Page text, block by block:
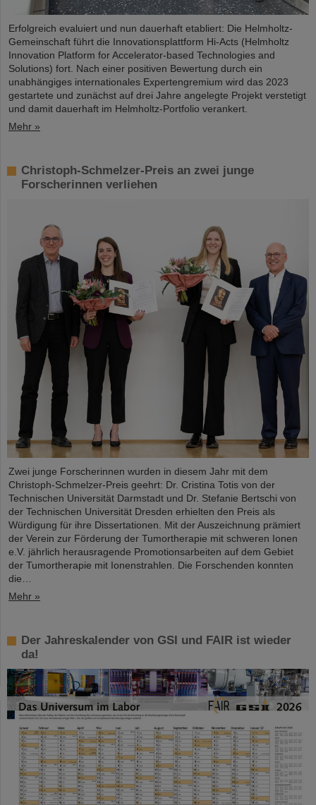
Erfolgreich evaluiert und nun dauerhaft etabliert: Die Helmholtz-
Gemeinschaft führt die Innovationsplattform Hi-Acts (Helmholtz
Innovation Platform for Accelerator-based Technologies and
Solutions) fort. Nach einer positiven Bewertung durch ein
unabhängiges internationales Expertengremium wird das 2023
gestartete und zunächst auf drei Jahre angelegte Projekt verstetigt
und damit dauerhaft im Helmholtz-Portfolio verankert.
Mehr »
Christoph-Schmelzer-Preis an zwei junge
Forscherinnen verliehen
Zwei junge Forscherinnen wurden in diesem Jahr mit dem
Christoph-Schmelzer-Preis geehrt: Dr. Cristina Totis von der
Technischen Universität Darmstadt und Dr. Stefanie Bertschi von
der Technischen Universität Dresden erhielten den Preis als
Würdigung für ihre Dissertationen. Mit der Auszeichnung prämiert
der Verein zur Förderung der Tumortherapie mit schweren Ionen
e.V. jährlich herausragende Promotionsarbeiten auf dem Gebiet
der Tumortherapie mit Ionenstrahlen. Die Forschenden konnten
die…
Mehr »
Der Jahreskalender von GSI und FAIR ist wieder
da!